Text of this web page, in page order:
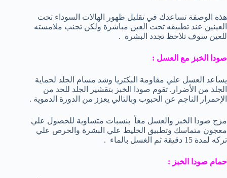
هذه الوصفة تساعدك في تقليل ظهور الهالات السوداء تحت
العينين عند تطبيقه تحت العين مباشرة ولكن تجنب ملامسته
للعين سوف تلاحظ تجدد البشرة .
صودا الخبز مع العسل :
يساعد العسل علي مقاومة البكتريا وشد مسام الجلد لحماية
الجلد من الأضرار. تقوم صودا الخبز بتقشير الجلد للحد من
الإحمرار الناجم عن الحبوب وبالتالي يعزز من الدورة الدموية .
مزج صودا الخبز والعسل معاً بنسبات متساوية للحصول علي
معجون متماسك وتطبيق الخليط علي البشرة والحرص علي
تركه لمدة 15 دقيقة ثم الغسل بالماء .
حمام صودا الخبز :